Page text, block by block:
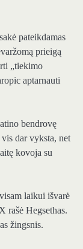
pateikdamas
prieigą
„tiekimo
aptarnauti
bendrovę
dar vyksta, net
kovoja su
laikui išvarė
rašė Hegsethas.
žingsnis.